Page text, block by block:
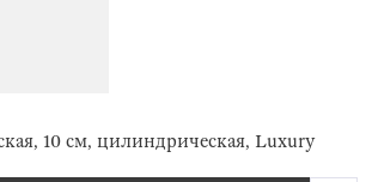
10 см, цилиндрическая, Luxury